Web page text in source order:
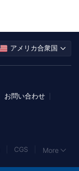
アメリカ合衆国
お問い合わせ
CGS More